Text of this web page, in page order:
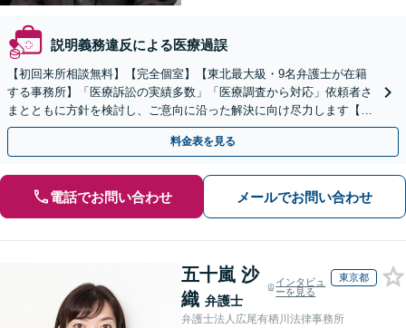
説明義務違反による医療過誤
【初回来所相談無料】【完全個室】【東北最大級・9名弁護士が在籍
する事務所】「医療訴訟の実績多数」「医療調査から対応」依頼者さ
まとともに方針を検討し、ご意向に沿った解決に向け尽力します【24
時間メール・LINE予約受付】【土曜面談対応】
料金表を見る
電話でお問い合わせ メールでお問い合わせ
五十嵐 沙
織 弁護士
インタビュ
ーを見る
東京都
弁護士法人広尾有栖川法律事務所